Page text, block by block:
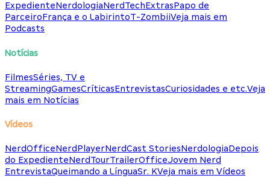
ExpedienteNerdologiaNerdTechExtrasPapo de
ParceiroFrança e o LabirintoT-ZombiiVeja mais em
Podcasts
Notícias
FilmesSéries, TV e
StreamingGamesCríticasEntrevistasCuriosidades e etc.Veja
mais em Notícias
Vídeos
NerdOfficeNerdPlayerNerdCast StoriesNerdologiaDepois
do ExpedienteNerdTourTrailerOfficeJovem Nerd
EntrevistaQueimando a LínguaSr. KVeja mais em Vídeos